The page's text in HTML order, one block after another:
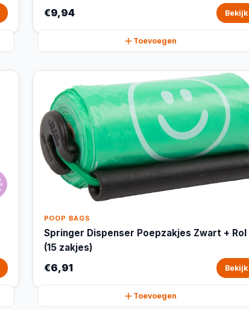
€9,94 Bekijk
Toevoegen
POOP BAGS
Springer Dispenser Poepzakjes Zwart + Rol
(15 zakjes)
€6,91 Bekijk
Toevoegen